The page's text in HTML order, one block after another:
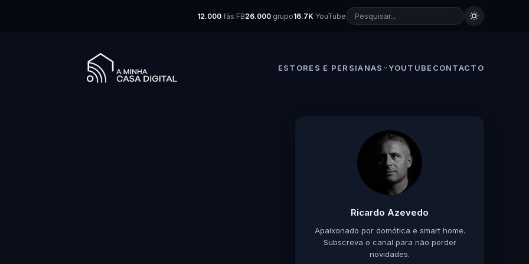
12.000 fãs FB26.000 grupo16.7K YouTube
ESTORES E PERSIANAS YOUTUBE CONTACTO
Ricardo Azevedo
Apaixonado por domótica e smart home.
Subscreva o canal para não perder
novidades.